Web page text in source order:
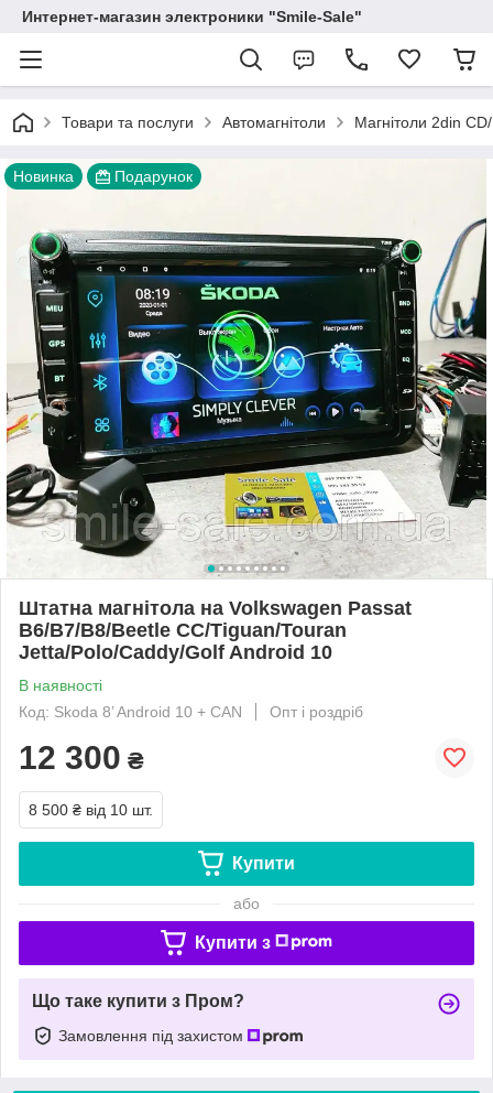
Интернет-магазин электроники "Smile-Sale"
Товари та послуги Автомагнітоли Магнітоли 2din
Новинка Подарунок
Штатна магнітола на Volkswagen Passat
B6/B7/B8/Beetle CC/Tiguan/Touran
Jetta/Polo/Caddy/Golf Android 10
В наявності
Код: Skoda 8’ Android 10 + CAN
Опт і роздріб
12 300 ₴
8 500 ₴ від 10 шт.
Купити
або
Купити з
Що таке купити з Пром?
Замовлення під захистом